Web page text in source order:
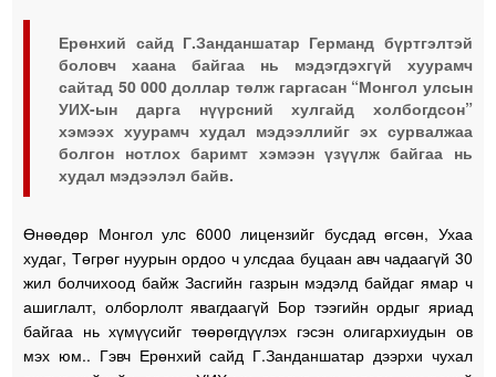
Ерөнхий сайд Г.Занданшатар Германд бүртгэлтэй
боловч хаана байгаа нь мэдэгдэхгүй хуурамч
сайтад 50 000 доллар төлж гаргасан “Монгол улсын
УИХ-ын дарга нүүрсний хулгайд холбогдсон”
хэмээх хуурамч худал мэдээллийг эх сурвалжаа
болгон нотлох баримт хэмээн үзүүлж байгаа нь
худал мэдээлэл байв.
Өнөөдөр Монгол улс 6000 лицензийг бусдад өгсөн, Ухаа
худаг, Төгрөг нуурын ордоо ч улсдаа буцаан авч чадаагүй 30
жил болчихоод байж Засгийн газрын мэдэлд байдаг ямар ч
ашиглалт, олборлолт явагдаагүй Бор тээгийн ордыг яриад
байгаа нь хүмүүсийг төөрөгдүүлэх гэсэн олигархиудын ов
мэх юм.. Гэвч Ерөнхий сайд Г.Занданшатар дээрхи чухал